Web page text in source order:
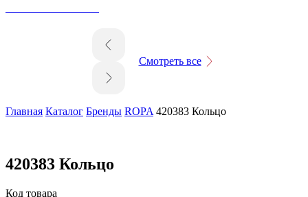
Смотреть все
Главная Каталог Бренды ROPA 420383 Кольцо
420383 Кольцо
Код товара